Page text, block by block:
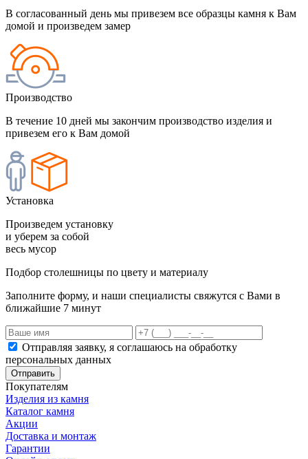
В согласованный день мы привезем все образцы камня к Вам
домой и произведем замер
Производство
В течение 10 дней мы закончим производство изделия и
привезем его к Вам домой
Установка
Произведем установку
и уберем за собой
весь мусор
Подбор столешницы по цвету и материалу
Заполните форму, и наши специалисты свяжутся с Вами в
ближайшие 7 минут
Отправляя заявку, я соглашаюсь на обработку
персональных данных
Отправить
Покупателям
Изделия из камня
Каталог камня
Акции
Доставка и монтаж
Гарантии